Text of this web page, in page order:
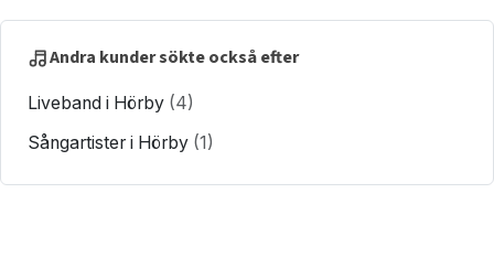
Andra kunder sökte också efter
Liveband i Hörby (4)
Sångartister i Hörby (1)